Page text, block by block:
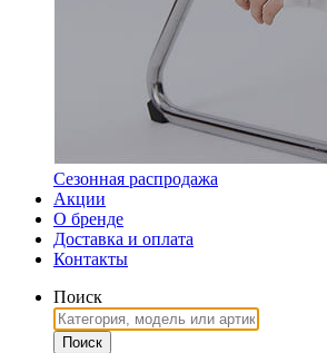
Сезонная распродажа
Акции
О бренде
Доставка и оплата
Контакты
Поиск